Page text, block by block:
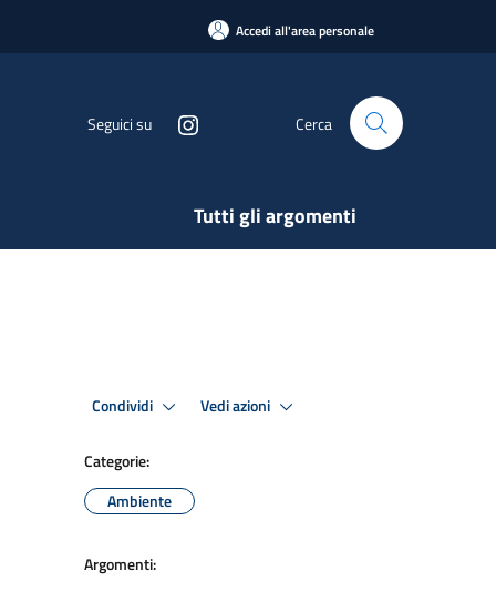
Accedi all'area personale
Seguici su Cerca
Tutti gli argomenti
Condividi Vedi azioni
Categorie:
Ambiente
Argomenti: